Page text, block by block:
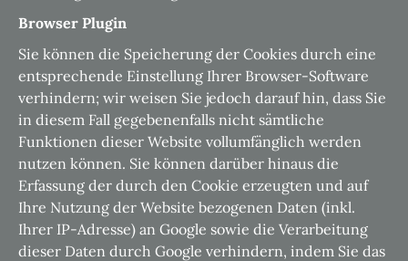
Browser Plugin
Sie können die Speicherung der Cookies durch eine
entsprechende Einstellung Ihrer Browser-Software
verhindern; wir weisen Sie jedoch darauf hin, dass Sie
in diesem Fall gegebenenfalls nicht sämtliche
Funktionen dieser Website vollumfänglich werden
nutzen können. Sie können darüber hinaus die
Erfassung der durch den Cookie erzeugten und auf
Ihre Nutzung der Website bezogenen Daten (inkl.
Ihrer IP-Adresse) an Google sowie die Verarbeitung
dieser Daten durch Google verhindern, indem Sie das